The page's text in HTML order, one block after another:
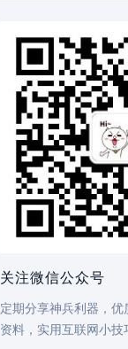
关注微信公众号
定期分享神兵利器，
资料，实用互联网小技